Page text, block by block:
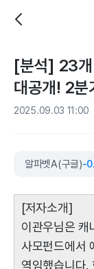
[분석] 23개
대공개! 2분
2025.09.03 11:00
알파벳A(구글)-
[저자소개]
이관우님은
사모펀드에서
역임했습니다.